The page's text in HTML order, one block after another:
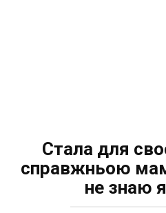
Стала для
справжньою
не знаю